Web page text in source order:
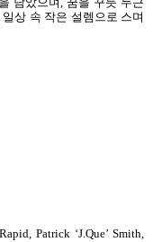
상 속 작은 설렘으로 스며
Patrick ‘J.Que’ Smith,